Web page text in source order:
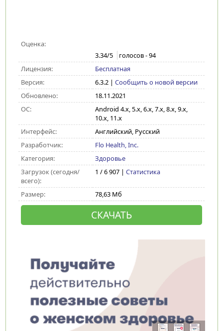
Оценка:
3.34/5 голосов -94
Лицензия:
Бесплатная
Версия:
6.3.2| Сообщить о новой версии
Обновлено:
18.11.2021
ОС:
Android 4.x, 5.x, 6.x, 7.x, 8.x, 9.x,
10.x, 11.x
Интерфейс:
Английский, Русский
Разработчик:
Flo Health, Inc.
Категория:
Здоровье
Загрузок (сегодня/
всего):
1 / 6 907 | Статистика
Размер: 78,63 Мб
СКАЧАТЬ